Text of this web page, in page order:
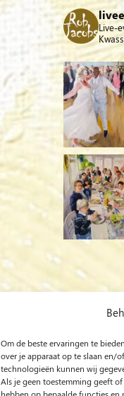
Om de beste ervaringen te
over je apparaat op te slaan en/
technologieën kunnen wij
Als je geen toestemming geeft
Live-
Rob
bewogen